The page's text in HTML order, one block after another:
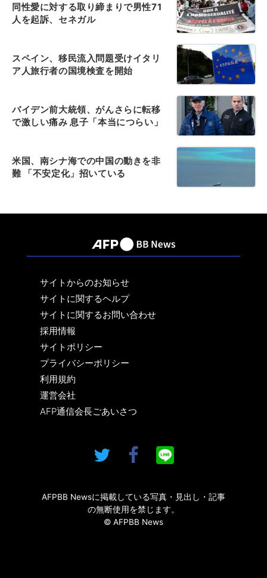
同性愛に対する取り締まりで男性71
人を起訴、セネガル
スペイン、移民流入問題受けイタリ
ア人旅行者の国境検査を開始
バイデン前大統領、がんさらに転移
で激しい痛み 息子「本当につらい」
米国、南シナ海での中国の動きを非
難 「不安定化」招いている
サイトからのお知らせ
サイトに関するヘルプ
サイトに関するお問い合わせ
採用情報
サイトポリシー
プライバシーポリシー
利用規約
運営会社
AFP通信会長ごあいさつ
AFPBB Newsに掲載している写真・見出し・記事
の無断使用を禁じます。
© AFPBB News